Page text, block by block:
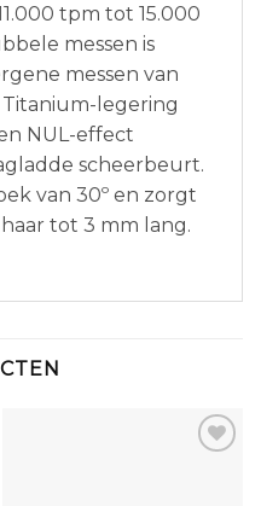
tpm tot 15.000
messen is
messen van
Titanium-legering
NUL-effect
scheerbeurt.
van 30º en zorgt
tot 3 mm lang.